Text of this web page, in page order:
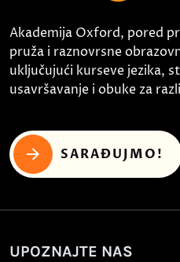
Akademija Oxford, pored
pruža i raznovrsne
uključujući kurseve jezika,
usavršavanje i obuke za
SARAĐUJMO!
UPOZNAJTE NAS